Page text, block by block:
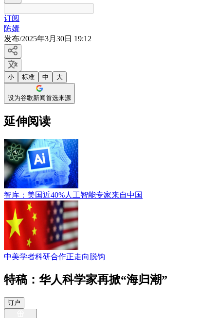
订阅
陈婧
发布/2025年3月30日 19:12
小 标准 中 大
设为谷歌新闻首选来源
延伸阅读
智库：美国近40%人工智能专家来自中国
中美学者科研合作正走向脱钩
特稿：华人科学家再掀“海归潮”
订户